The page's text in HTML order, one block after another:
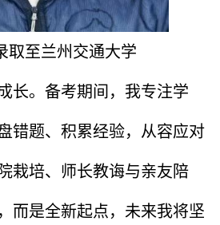
取至兰州交通大学
长。备考期间，我专注学
错题、积累经验，从容应对
栽培、师长教诲与亲友陪
而是全新起点，未来我将坚